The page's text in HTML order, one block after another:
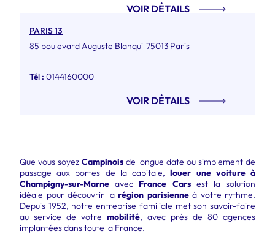
VOIR DÉTAILS
PARIS 13
85 boulevard Auguste Blanqui 75013 Paris
Tél : 0144160000
VOIR DÉTAILS
Que vous soyez Campinois de longue date ou simplement de
passage aux portes de la capitale,louer une voiture à
Champigny-sur-Marne avec France Carsest la solution
idéale pour découvrir la région parisienneà votre rythme.
Depuis 1952, notre entreprise familiale met son savoir-faire
au service de votre mobilité, avec près de 80 agences
implantées dans toute la France.